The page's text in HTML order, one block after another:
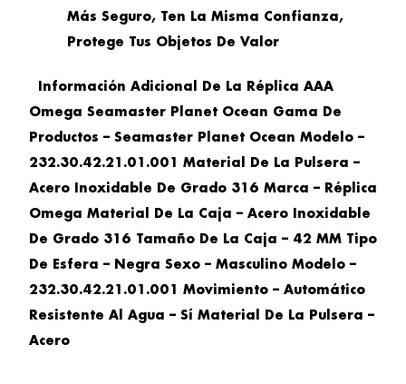
Más Seguro, Ten La Misma Confianza,
Protege Tus Objetos De Valor
Información Adicional De La Réplica AAA
Omega Seamaster Planet Ocean Gama De
Productos – Seamaster Planet Ocean Modelo –
232.30.42.21.01.001 Material De La Pulsera –
Acero Inoxidable De Grado 316 Marca – Réplica
Omega Material De La Caja – Acero Inoxidable
De Grado 316 Tamaño De La Caja – 42 MM Tipo
De Esfera – Negra Sexo – Masculino Modelo –
232.30.42.21.01.001 Movimiento – Automático
Resistente Al Agua – Sí Material De La Pulsera –
Acero